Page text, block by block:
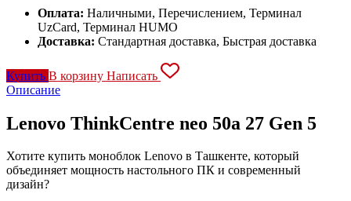
Оплата: Наличными, Перечислением, Терминал
UzCard, Терминал HUMO
Доставка: Стандартная доставка, Быстрая доставка
Купить В корзину Написать
Описание
Lenovo ThinkCentre neo 50a 27 Gen 5
Хотите купить моноблок Lenovo в Ташкенте, который
объединяет мощность настольного ПК и современный
дизайн?